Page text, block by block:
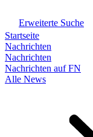
Erweiterte Suche
Startseite
Nachrichten
Nachrichten
Nachrichten auf FN
Alle News